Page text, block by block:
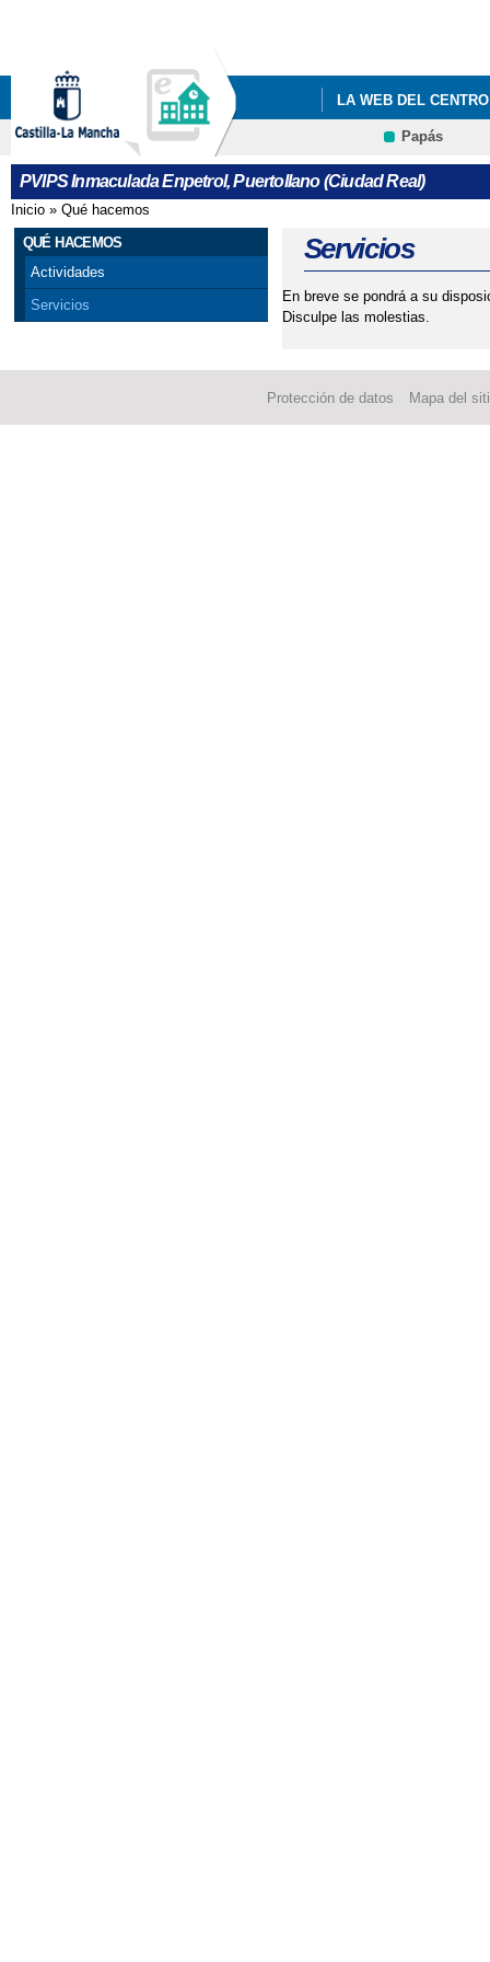
LA WEB DEL CENTRO
Papás
PVIPS Inmaculada Enpetrol, Puertollano (Ciudad Real)
Se encuentra usted aquí
Inicio » Qué hacemos
QUÉ HACEMOS
Actividades
Servicios
Servicios
En breve se pondrá a su
Disculpe las molestias.
Protección de datos Mapa del